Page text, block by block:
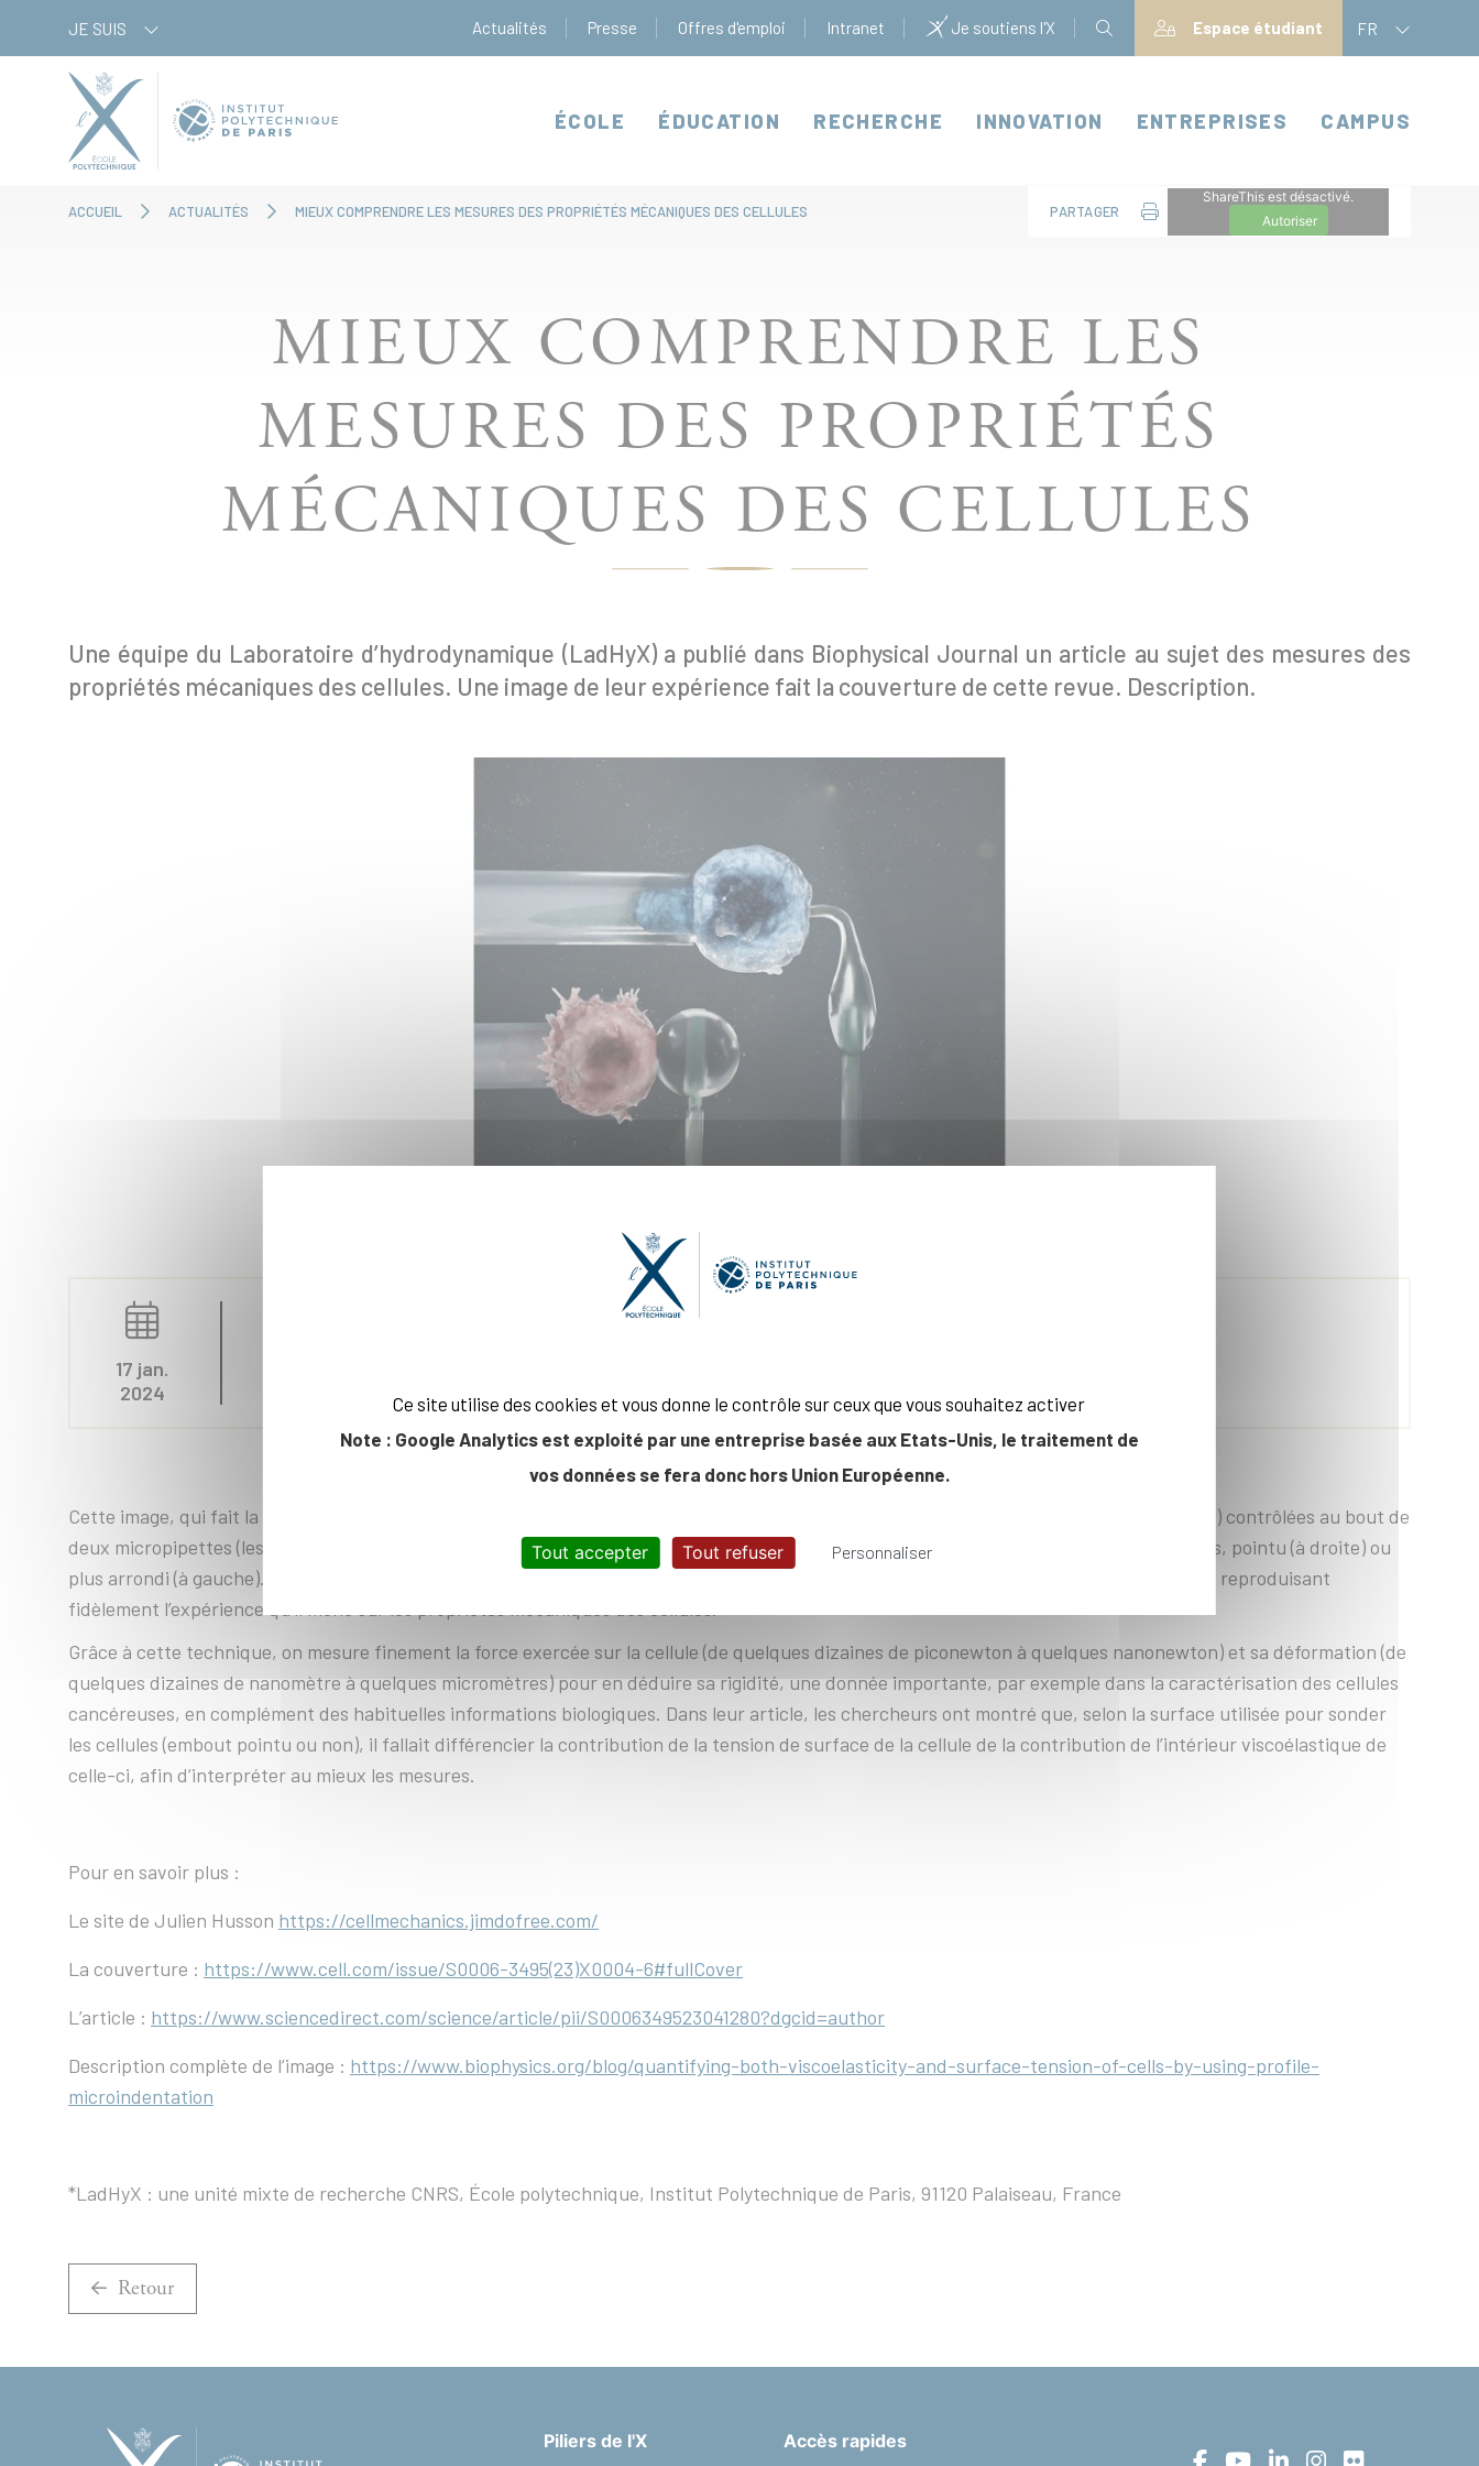
JE SUIS Actualités Presse Offres d'emploi Intranet Je soutiens l'X Espace étudiant FR
ÉCOLE ÉDUCATION RECHERCHE INNOVATION ENTREPRISES CAMPUS
ACCUEIL ACTUALITÉS MIEUX COMPRENDRE LES MESURES DES PROPRIÉTÉS MÉCANIQUES DES CELLULES PARTAGER
ShareThis est désactivé.
Autoriser
MIEUX COMPRENDRE LES
MESURES DES PROPRIÉTÉS
MÉCANIQUES DES CELLULES
Une équipe du Laboratoire d’hydrodynamique (LadHyX) a publié dans Biophysical Journal un article au sujet des mesures des
propriétés mécaniques des cellules. Une image de leur expérience fait la couverture de cette revue. Description.
17 jan.
2024
Cette image, qui fait la couverture de la revue Biophysical Journal, met en scène deux cellules de taille micrométrique (en rose et en bleu) contrôlées au bout de
deux micropipettes (les tubes horizontaux). Ces cellules sont poussées contre deux tiges en verre verticales terminées par deux embouts, pointu (à droite) ou
plus arrondi (à gauche). Il s’agit ici d’une vue d’artiste réalisée par Julien Husson, chercheur au Laboratoire d’hydrodynamique (LadHyX*), reproduisant
fidèlement l’expérience qu’il mène sur les propriétés mécaniques des cellules.
Grâce à cette technique, on mesure finement la force exercée sur la cellule (de quelques dizaines de piconewton à quelques nanonewton) et sa déformation (de
quelques dizaines de nanomètre à quelques micromètres) pour en déduire sa rigidité, une donnée importante, par exemple dans la caractérisation des cellules
cancéreuses, en complément des habituelles informations biologiques. Dans leur article, les chercheurs ont montré que, selon la surface utilisée pour sonder
les cellules (embout pointu ou non), il fallait différencier la contribution de la tension de surface de la cellule de la contribution de l’intérieur viscoélastique de
celle-ci, afin d’interpréter au mieux les mesures.
Pour en savoir plus :
Le site de Julien Husson https://cellmechanics.jimdofree.com/
La couverture : https://www.cell.com/issue/S0006-3495(23)X0004-6#fullCover
L’article : https://www.sciencedirect.com/science/article/pii/S0006349523041280?dgcid=author
Description complète de l’image : https://www.biophysics.org/blog/quantifying-both-viscoelasticity-and-surface-tension-of-cells-by-using-profile-
microindentation
*LadHyX : une unité mixte de recherche CNRS, École polytechnique, Institut Polytechnique de Paris, 91120 Palaiseau, France
Retour
Piliers de l'X Accès rapides
Ce site utilise des cookies et vous donne le contrôle sur ceux que vous souhaitez activer
Note : Google Analytics est exploité par une entreprise basée aux Etats-Unis, le traitement de
vos données se fera donc hors Union Européenne.
Tout accepter Tout refuser Personnaliser